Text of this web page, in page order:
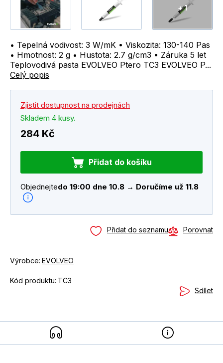
+ 1
• Tepelná vodivost: 3 W/mK • Viskozita: 130-140 Pas
• Hmotnost: 2 g • Hustota: 2.7 g/cm3 • Záruka 5 let
Teplovodivá pasta EVOLVEO Ptero TC3 EVOLVEO P...
Celý popis
Zjistit dostupnost na prodejnách
Skladem 4 kusy.
284 Kč
Přidat do košíku
Objednejtedo 19:00 dne 10.8 → Doručíme už 11.8
Přidat do seznamu Porovnat
Výrobce: EVOLVEO
Kód produktu: TC3
Sdílet